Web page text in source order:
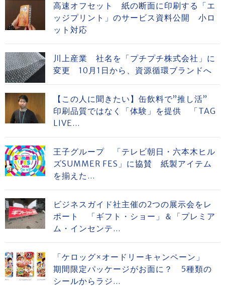
高速オフセット 紙の断面に印刷する「エ
ッジプリント」のサービス資料公開 小ロ
ット対応
川上産業 社名を「プチプチ株式会社」に
変更 10月1日から、資源循環ブランドへ
【この人に聞きたい】缶飲料で”推し活”
印刷品質ではなく「体験」を提供 「TAG
LIVE...
王子グループ 「テレビ朝日・六本木ヒル
ズSUMMER FES」に協賛 紙製アイテム
を揃えた...
ビジネスガイド社主催の2つの展示会をレ
ポート 「ギフト・ショー」＆「プレミア
ム・インセンテ...
「ケロッグ×オードリーキャンペーン」
期間限定パッケージがお面に？ 5種類の
シールからラジ...